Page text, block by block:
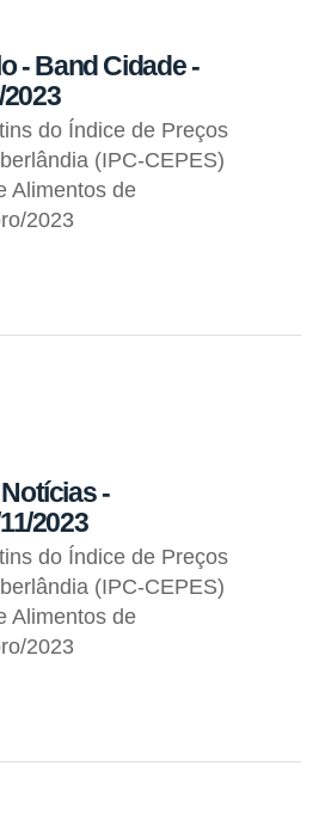
- Band Cidade -
do Índice de Preços
(IPC-CEPES)
Alimentos de
2023
-
2023
do Índice de Preços
(IPC-CEPES)
Alimentos de
2023